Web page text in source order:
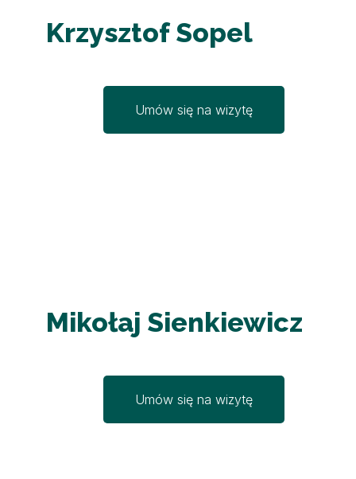
Krzysztof Sopel
Umów się na wizytę
Mikołaj Sienkiewicz
Umów się na wizytę